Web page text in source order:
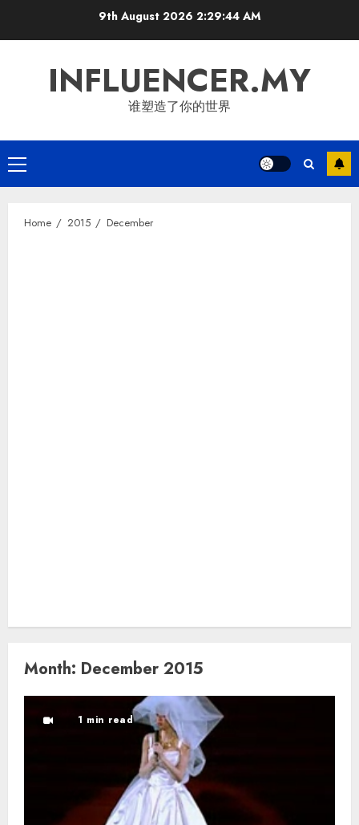
9th August 2026 2:29:45 AM
INFLUENCER.MY
谁塑造了你的世界
Primary
Menu
Home 2015 December
Month: December 2015
1 min read